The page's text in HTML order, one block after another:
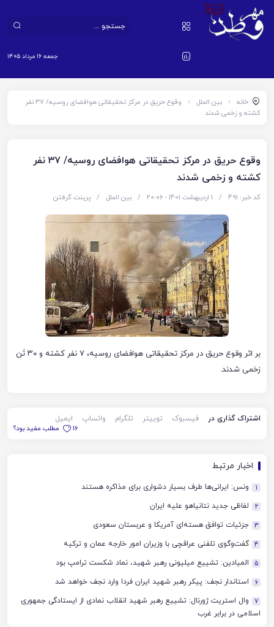
جمعه ۱۶ مرداد ۱۴۰۵
خانه بین الملل
وقوع حریق در مرکز تحقیقاتی هوافضای روسیه/ ۳۷ نفر
کشته و زخمی شدند
وقوع حریق در مرکز تحقیقاتی هوافضای روسیه/ ۳۷ نفر
کشته و زخمی شدند
کد خبر: 491 / 1 اردیبهشت 1401 - ۲۰:۰۶ / بین الملل / پرینت گرفتن
بر اثر وقوع حریق در مرکز تحقیقاتی هوافضای روسیه، ۷ نفر کشته و ۳۰ تَن
زخمی شدند.
اشتراک گذاری در فیسبوک توییتر تلگرام واتساپ
ایمیل
16
مطلب مفید بود؟
اخبار مرتبط
1 ونس: ایرانی‌ها طرف بسیار دشواری برای مذاکره هستند
2 لفاظی جدید نتانیاهو علیه ایران
3 جزئیات توافق هسته‌ای آمریکا و عربستان سعودی
4 گفت‌وگوی تلفنی عراقچی با وزیران امور خارجه عمان و ترکیه
5 المیادین: تشییع میلیونی رهبر شهید، نماد شکست ترامپ بود
6 استاندار نجف: پیکر رهبر شهید ایران فردا وارد نجف خواهد شد
7
وال استریت ژورنال: تشییع رهبر شهید انقلاب نمادی از ایستادگی جمهوری
اسلامی در برابر غرب